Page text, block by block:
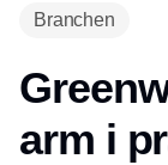
Branchen
arm i